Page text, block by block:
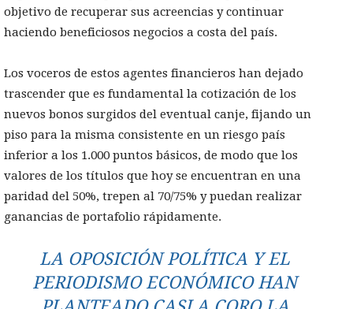
objetivo de recuperar sus acreencias y continuar
haciendo beneficiosos negocios a costa del país.
Los voceros de estos agentes financieros han dejado
trascender que es fundamental la cotización de los
nuevos bonos surgidos del eventual canje, fijando un
piso para la misma consistente en un riesgo país
inferior a los 1.000 puntos básicos, de modo que los
valores de los títulos que hoy se encuentran en una
paridad del 50%, trepen al 70/75% y puedan realizar
ganancias de portafolio rápidamente.
LA OPOSICIÓN POLÍTICA Y EL
PERIODISMO ECONÓMICO HAN